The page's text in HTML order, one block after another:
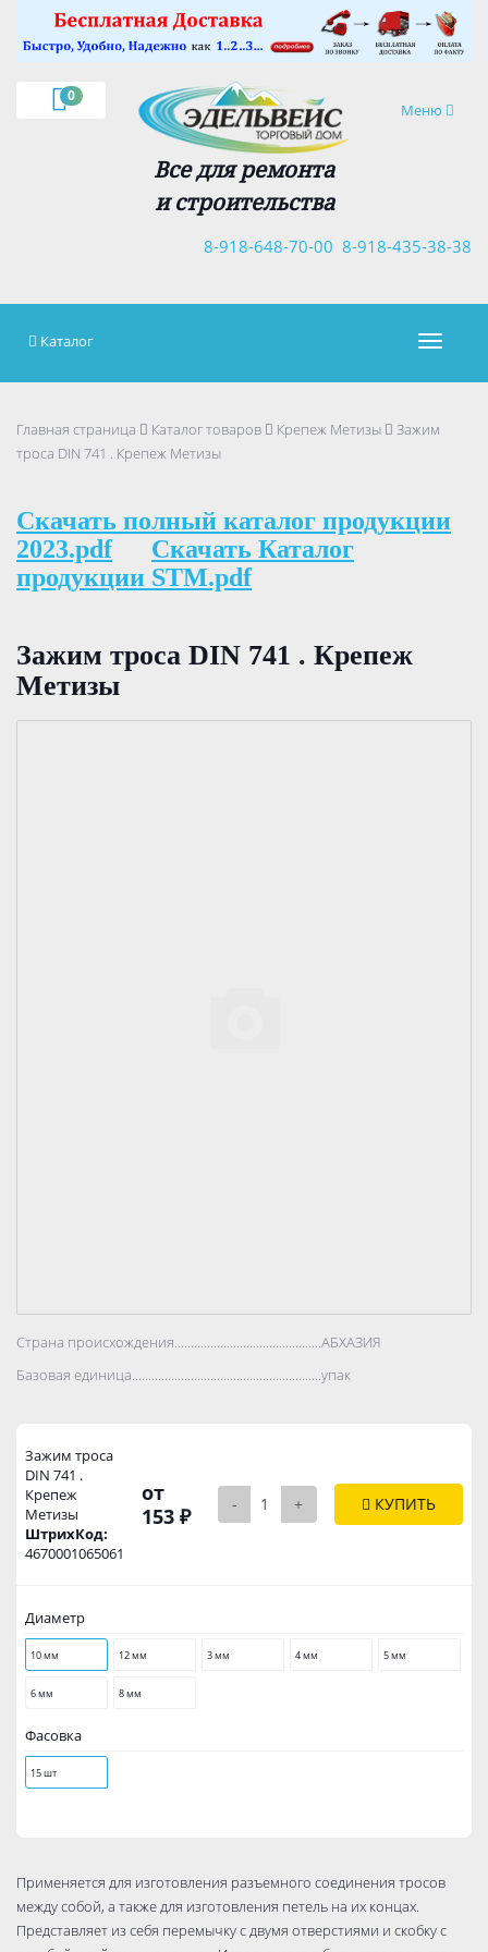
0
Навигация
Меню
Все для ремонта
и строительства
8-918-435-38-38
8-918-648-70-00
×
Каталог
Главная страница Каталог товаров Крепеж Метизы
Зажим
троса DIN 741 . Крепеж Метизы
Скачать полный каталог продукции
2023.pdf
Скачать Каталог
продукции STM.pdf
Зажим троса DIN 741 . Крепеж
Метизы
Страна происхождения..................................................................................
АБХАЗИЯ
Базовая единица..................................................................................
упак
Зажим троса
DIN 741 .
Крепеж
Метизы
ШтрихКод:
4670001065061
от
153 ₽
- + КУПИТЬ
Диаметр
10 мм 12 мм 3 мм 4 мм 5 мм
6 мм 8 мм
Фасовка
15 шт
Применяется для изготовления разъемного соединения тросов
между собой, а также для изготовления петель на их концах.
Представляет из себя перемычку с двумя отверстиями и скобку с